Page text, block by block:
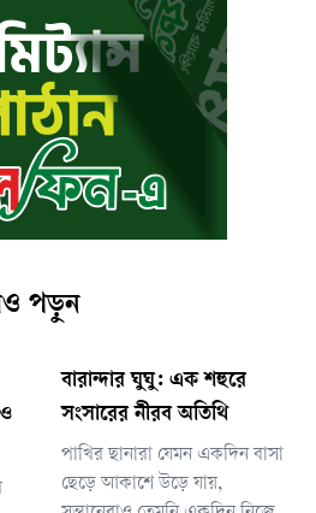
পড়ুন
বারান্দার ঘুঘু: এক শহুরে
সংসারের নীরব অতিথি
পাখির ছানারা যেমন একদিন বাসা
ছেড়ে আকাশে উড়ে যায়,